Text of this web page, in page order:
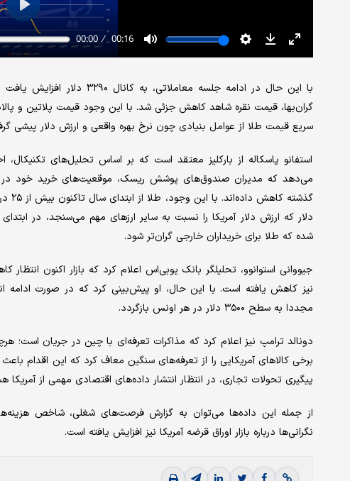
گران‌بها، قیمت نقره شاهد کاهش جزئی شد. با این وجود قیمت پلاتین و
سریع قیمت طلا از عوامل بنیادی چون نرخ بهره واقعی و ارزش دلار پیشی
استفانو پاسکاله از بارکلیز معتقد است که بر اساس تحلیل‌های
دلار که ارزش دلار آمریکا را نسبت به سایر ارزهای مهم می‌سنجد، در
شده که طلا برای خریداران خارجی گران‌تر شود.
جیووانی استوانوو، تحلیلگر بانک یو‌بی‌اس اعلام کرد که بازار اکنون
نیز کاهش یافته است. با این حال، او پیش‌بینی کرد که در صورت ادامه
مجددا به سطح ۳۵۰۰ دلار در هر اونس بازگردد.
دونالد ترامپ نیز اعلام کرد که مذاکرات تعرفه‌ای با چین در جریان است؛
برخی کالاهای آمریکایی را از تعرفه‌های سنگین معاف کرد که این اقدام
پیگیری تحولات تجاری، در انتظار انتشار داده‌های اقتصادی مهمی از
از جمله این داده‌ها می‌توان به گزارش فرصت‌های شغلی، شاخص
نگرانی‌ها درباره بازار اوراق قرضه آمریکا نیز افزایش یافته است.